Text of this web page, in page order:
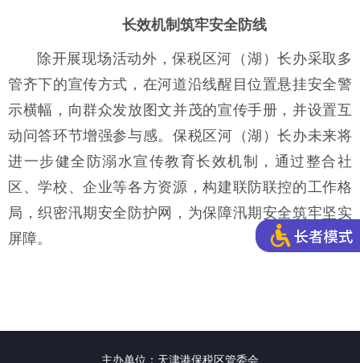
长效机制筑牢安全防线
除开展现场活动外，保税区河 （湖）长办采取多
管齐下的宣传方式，在河道沿线醒目位置悬挂安全警
示横幅，向群众发放图文并茂的宣传手册，并设置互
动问答环节增强参与感。 保税区河（湖）长办未来将
进一步健全防溺水宣传教育长效机制，通过整合社
区、学校、企业等各方资源，构建联防联控的工作格
局，织密汛期安全防护网，为保障汛期安全筑牢坚实
屏障。
主办单位：天津港保税区管委会